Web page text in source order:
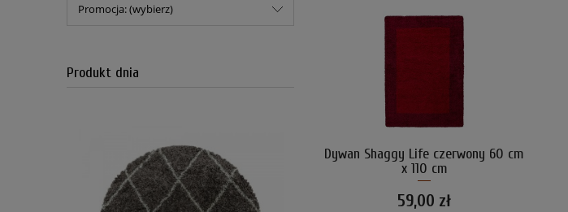
Promocja: (wybierz)
Produkt dnia
Dywan Shaggy Life czerwony 60 cm
x 110 cm
59,00 zł